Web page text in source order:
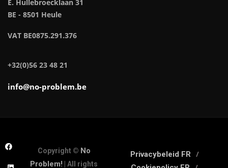
E. Hullebroecklaan 31
BE - 8501 Heule
VAT BE0875.291.376
+32(0)56 23 48 21
info@no-problem.be
Copyright © No
Problem! | All rights
Privacybeleid FR